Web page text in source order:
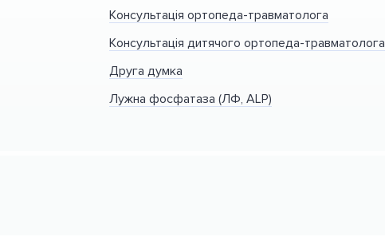
Консультація ортопеда-травматолога
Консультація дитячого ортопеда-травматолога
Друга думка
Лужна фосфатаза (ЛФ, ALP)